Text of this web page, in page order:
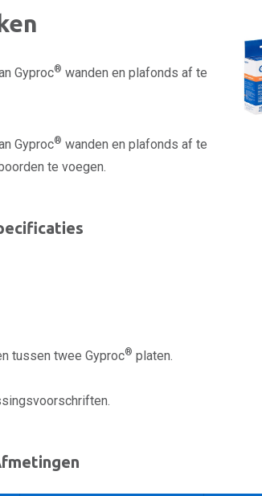
Gyproc® wanden en plafonds af te
Gyproc® wanden en plafonds af te
te voegen.
tussen twee Gyproc® platen.